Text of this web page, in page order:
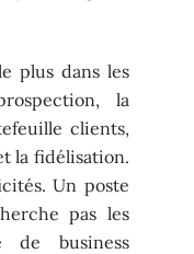
plus dans les
la
clients,
la fidélisation.
Un poste
pas les
de business